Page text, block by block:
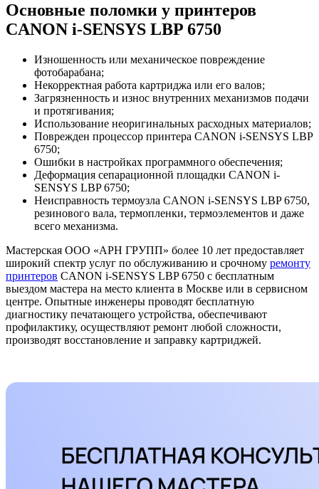
Основные поломки у принтеров
CANON i-SENSYS LBP 6750
Изношенность или механическое повреждение
фотобарабана;
Некорректная работа картриджа или его валов;
Загрязненность и износ внутренних механизмов подачи
и протягивания;
Использование неоригинальных расходных материалов;
Поврежден процессор принтера CANON i-SENSYS LBP
6750;
Ошибки в настройках программного обеспечения;
Деформация сепарационной площадки CANON i-
SENSYS LBP 6750;
Неисправность термоузла CANON i-SENSYS LBP 6750,
резинового вала, термопленки, термоэлементов и даже
всего механизма.
Мастерская ООО «АРН ГРУПП» более 10 лет предоставляет
широкий спектр услуг по обслуживанию и срочному ремонту
принтеров CANON i-SENSYS LBP 6750 с бесплатным
выездом мастера на место клиента в Москве или в сервисном
центре. Опытные инженеры проводят бесплатную
диагностику печатающего устройства, обеспечивают
профилактику, осуществляют ремонт любой сложности,
производят восстановление и заправку картриджей.